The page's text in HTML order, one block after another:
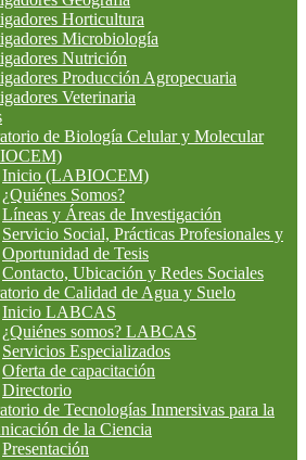
Horticultura
Microbiología
Nutrición
Producción Agropecuaria
Veterinaria
de Biología Celular y Molecular
Inicio (LABIOCEM)
¿Quiénes Somos?
Líneas y Áreas de Investigación
Servicio Social, Prácticas Profesionales y
Oportunidad de Tesis
Contacto, Ubicación y Redes Sociales
de Calidad de Agua y Suelo
Inicio LABCAS
¿Quiénes somos? LABCAS
Servicios Especializados
Oferta de capacitación
Directorio
de Tecnologías Inmersivas para la
de la Ciencia
Presentación